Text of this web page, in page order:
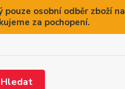
osobní odběr zboží
za pochopení.
Hledat